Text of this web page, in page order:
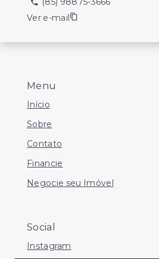
Menu
Início
Sobre
Contato
Financie
Negocie seu Imóvel
Social
Instagram
Ver e-mail